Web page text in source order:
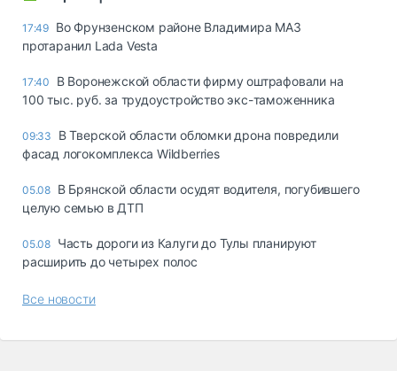
17:49 Во Фрунзенском районе Владимира МАЗ
протаранил Lada Vesta
17:40
В Воронежской области фирму оштрафовали на
100 тыс. руб. за трудоустройство экс-таможенника
09:33
В Тверской области обломки дрона повредили
фасад логокомплекса Wildberries
05.08 В Брянской области осудят водителя, погубившего
целую семью в ДТП
05.08 Часть дороги из Калуги до Тулы планируют
расширить до четырех полос
Все новости